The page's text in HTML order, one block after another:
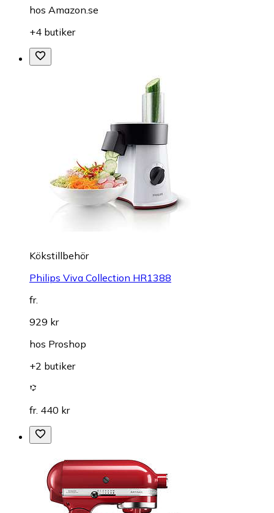
hos Amazon.se
+4 butiker
Kökstillbehör
Philips Viva Collection HR1388
fr.
929 kr
hos Proshop
+2 butiker
fr. 440 kr